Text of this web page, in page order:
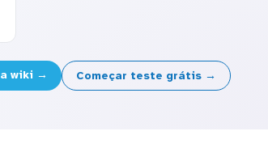
wiki → Começar teste grátis →